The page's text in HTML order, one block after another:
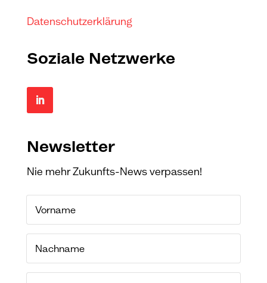
Datenschutzerklärung
Soziale Netzwerke
Newsletter
Nie mehr Zukunfts-News verpassen!